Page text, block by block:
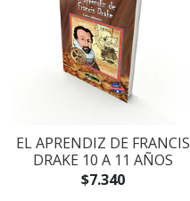
EL APRENDIZ DE FRANCIS
DRAKE 10 A 11 AÑOS
$7.340